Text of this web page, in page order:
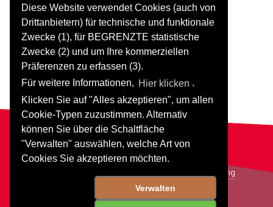
© 2025 Propagroup S.p.A. - P.Iva IT 03795670011
Coding
Diese Website verwendet Cookies (auch von
Drittanbietern) für technische und funktionale
Zwecke (1), für BEGRENZTE statistische
Zwecke (2) und um Ihre kommerziellen
Präferenzen zu erfassen (3).
Für weitere Informationen, Hier klicken .
Klicken Sie auf "Alles akzeptieren", um allen
Cookie-Typen zuzustimmen. Alternativ
können Sie über die Schaltfläche
"Verwalten" auswählen, welche Art von
Cookies Sie akzeptieren möchten.
Verwalten